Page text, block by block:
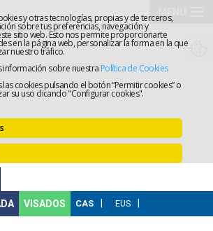
y otras tecnologías, propias y de terceros,
sobre tus preferencias, navegación y
sitio web. Esto nos permite proporcionarte
en la página web, personalizar la forma en la que
nuestro tráfico.
información sobre nuestra Política de Cookies
cookies pulsando el botón “Permitir cookies” o
su uso clicando "Configurar cookies".
VISADOS
El
Colegio
Empleo